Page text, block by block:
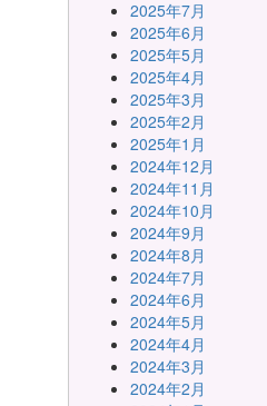
2025年7月
2025年6月
2025年5月
2025年4月
2025年3月
2025年2月
2025年1月
2024年12月
2024年11月
2024年10月
2024年9月
2024年8月
2024年7月
2024年6月
2024年5月
2024年4月
2024年3月
2024年2月